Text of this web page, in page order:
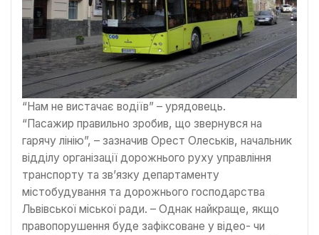
“Нам не вистачає водіїв” – урядовець.
“Пасажир правильно зробив, що звернувся на
гарячу лінію”, – зазначив Орест Олеськів, начальник
відділу організації дорожнього руху управління
транспорту та зв’язку департаменту
містобудування та дорожнього господарства
Львівської міської ради. – Однак найкраще, якщо
правопорушення буде зафіксоване у відео- чи